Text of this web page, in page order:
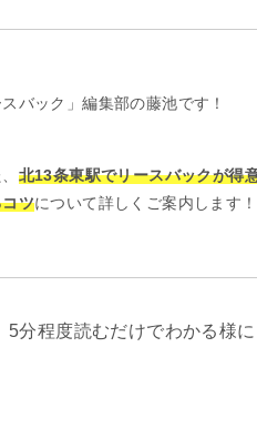
バック」編集部の藤池です！
北13条東駅でリースバックが得
ツについて詳しくご案内します！
分程度読むだけでわかる様